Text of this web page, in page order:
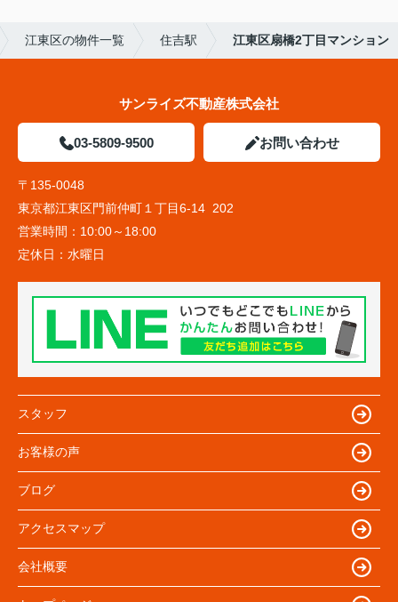
江東区の物件一覧 住吉駅 江東区扇橋2丁目マンション
サンライズ不動産株式会社
03-5809-9500 お問い合わせ
〒135-0048
東京都江東区門前仲町１丁目6-14 202
営業時間： 10:00～18:00
定休日： 水曜日
スタッフ
お客様の声
ブログ
アクセスマップ
会社概要